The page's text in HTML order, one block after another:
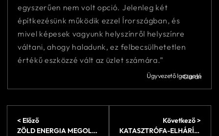
egyszerűen nem volt opció. Jelenleg két
építkezésünk működik ezzel Írországban, és
mivel képesek vagyunk helyszínről helyszínre
váltani, ahogy haladunk, ez felbecsülhetetlen
értékű eszközzé vált az üzlet számára.”
Ciaran
Ügyvezető Igazgató
< Előző
ZÖLD ENERGIA MEGOLDÁSOK
Következő >
KATASZTRÓFA-ELHÁRÍTÁSI MEGOLDÁSOK